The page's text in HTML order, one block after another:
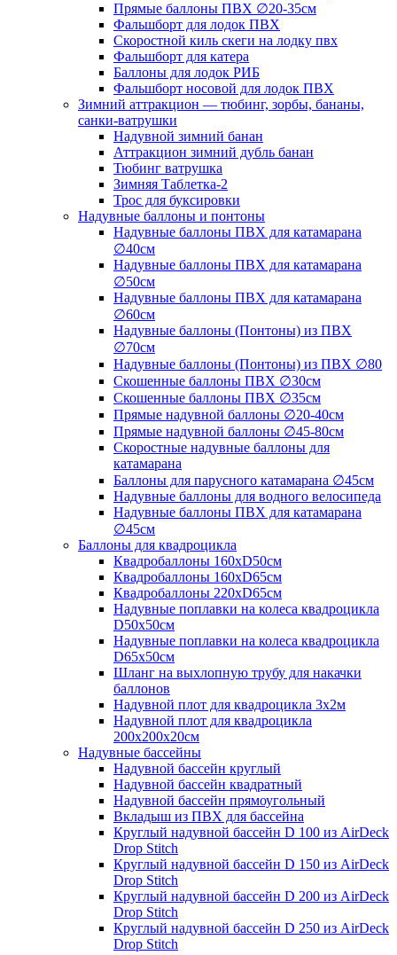
Прямые баллоны ПВХ ∅20-35см
Фальшборт для лодок ПВХ
Скоростной киль скеги на лодку пвх
Фальшборт для катера
Баллоны для лодок РИБ
Фальшборт носовой для лодок ПВХ
Зимний аттракцион — тюбинг, зорбы, бананы,
санки-ватрушки
Надувной зимний банан
Аттракцион зимний дубль банан
Тюбинг ватрушка
Зимняя Таблетка-2
Трос для буксировки
Надувные баллоны и понтоны
Надувные баллоны ПВХ для катамарана
∅40см
Надувные баллоны ПВХ для катамарана
∅50см
Надувные баллоны ПВХ для катамарана
∅60см
Надувные баллоны (Понтоны) из ПВХ
∅70см
Надувные баллоны (Понтоны) из ПВХ ∅80
Скошенные баллоны ПВХ ∅30см
Скошенные баллоны ПВХ ∅35см
Прямые надувной баллоны ∅20-40см
Прямые надувной баллоны ∅45-80см
Скоростные надувные баллоны для
катамарана
Баллоны для парусного катамарана ∅45см
Надувные баллоны для водного велосипеда
Надувные баллоны ПВХ для катамарана
∅45см
Баллоны для квадроцикла
Квадробаллоны 160хD50см
Квадробаллоны 160хD65см
Квадробаллоны 220хD65см
Надувные поплавки на колеса квадроцикла
D50х50см
Надувные поплавки на колеса квадроцикла
D65х50см
Шланг на выхлопную трубу для накачки
баллонов
Надувной плот для квадроцикла 3х2м
Надувной плот для квадроцикла
200х200х20см
Надувные бассейны
Надувной бассейн круглый
Надувной бассейн квадратный
Надувной бассейн прямоугольный
Вкладыш из ПВХ для бассейна
Круглый надувной бассейн D 100 из AirDeck
Drop Stitch
Круглый надувной бассейн D 150 из AirDeck
Drop Stitch
Круглый надувной бассейн D 200 из AirDeck
Drop Stitch
Круглый надувной бассейн D 250 из AirDeck
Drop Stitch